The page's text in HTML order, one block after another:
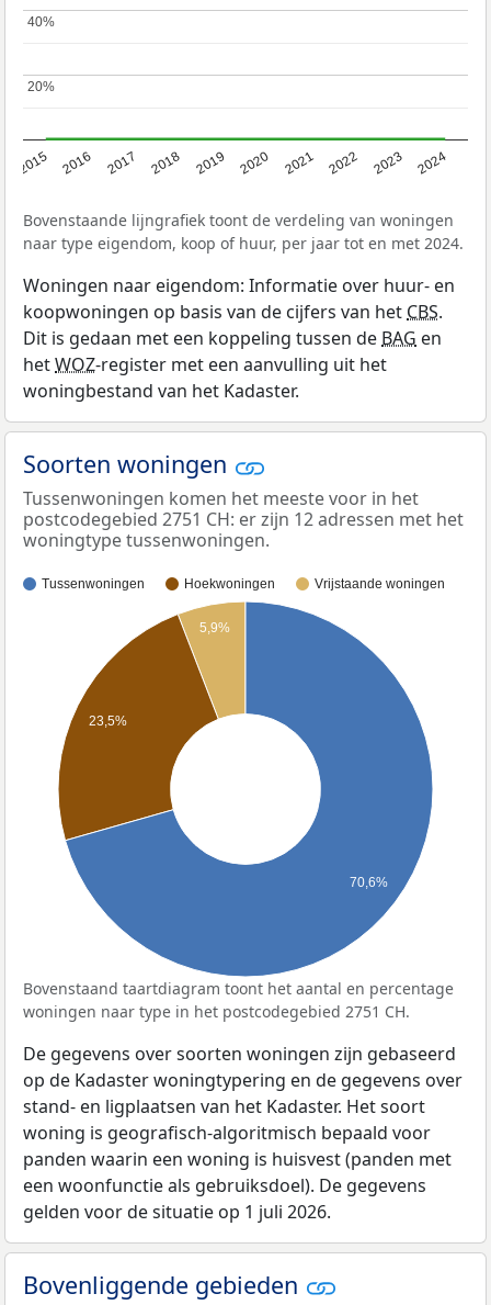
2015 2016 2017 2018 2019 2020 2021 2022 2023 2024
20%
20%
40%
40%
Bovenstaande lijngrafiek toont de verdeling van woningen
naar type eigendom, koop of huur, per jaar tot en met 2024.
Woningen naar eigendom: Informatie over huur- en
koopwoningen op basis van de cijfers van hetCBS.
Dit is gedaan met een koppeling tussen deBAG en
hetWOZ-register met een aanvulling uit het
woningbestand van het Kadaster.
Soorten woningen
Tussenwoningen komen het meeste voor in het
postcodegebied 2751 CH: er zijn 12 adressen met het
woningtype tussenwoningen.
Tussenwoningen Hoekwoningen Vrijstaande woningen
5,9%
23,5%
70,6%
Bovenstaand taartdiagram toont het aantal en percentage
woningen naar type in het postcodegebied 2751 CH.
De gegevens over soorten woningen zijn gebaseerd
op de Kadaster woningtypering en de gegevens over
stand- en ligplaatsen van het Kadaster. Het soort
woning is geografisch-algoritmisch bepaald voor
panden waarin een woning is huisvest (panden met
een woonfunctie als gebruiksdoel). De gegevens
gelden voor de situatie op 1 juli 2026.
Bovenliggende gebieden